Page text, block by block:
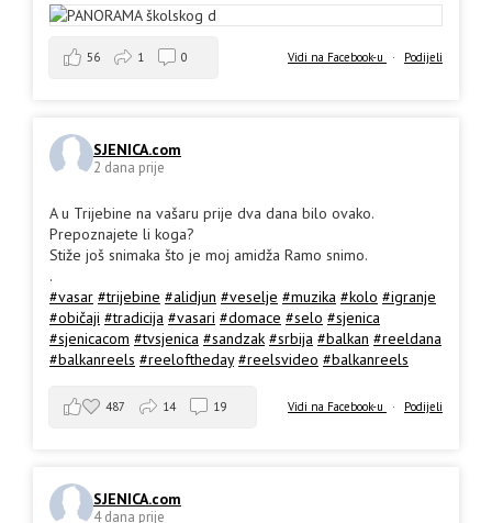
Vidi na Facebook-u · Podijeli
56 1 0
SJENICA.com
2 dana prije
A u Trijebine na vašaru prije dva dana bilo ovako.
Prepoznajete li koga?
Stiže još snimaka što je moj amidža Ramo snimo.
.
#vasar #trijebine #alidjun #veselje #muzika #kolo #igranje
#običaji #tradicija #vasari #domace #selo #sjenica
#sjenicacom #tvsjenica #sandzak #srbija #balkan #reeldana
#balkanreels #reeloftheday #reelsvideo #balkanreels
Vidi na Facebook-u · Podijeli
487 14 19
SJENICA.com
4 dana prije